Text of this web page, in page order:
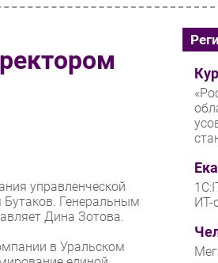
ИТ
IT
управленческой
Бутаков. Генеральным
Дина Зотова.
в Уральском